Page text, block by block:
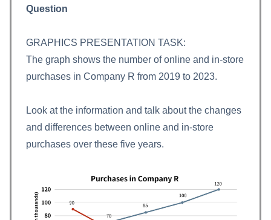
Question
GRAPHICS PRESENTATION TASK:
The graph shows the number of online and in‑store
purchases in Company R from 2019 to 2023.
Look at the information and talk about the changes
and differences between online and in‑store
purchases over these five years.